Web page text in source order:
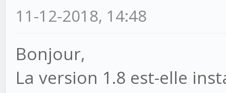
11-12-2018, 14:48
Bonjour,
La version 1.8 est-elle